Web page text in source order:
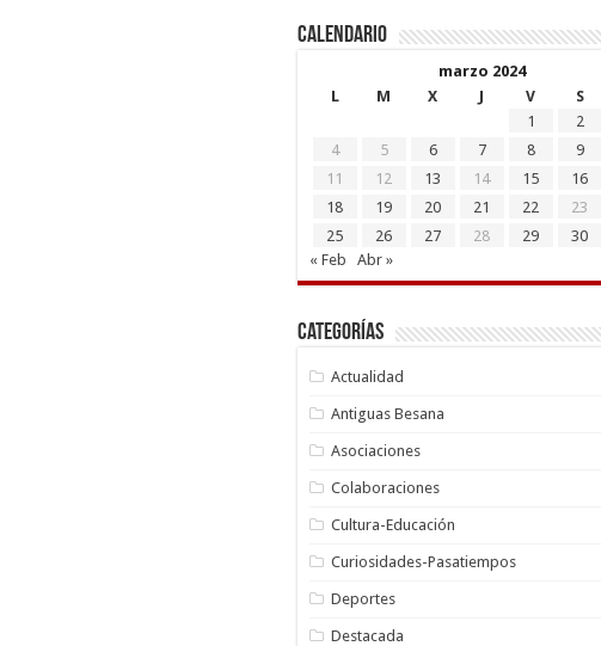
Calendario
marzo 2024
L
M X J V S
1
2
4
5 6 7 8 9
11
12 13 14 15 16
18
19 20 21 22 23
25
26 27 28 29 30
« Feb
Abr »
Categorías
Actualidad
Antiguas Besana
Asociaciones
Colaboraciones
Cultura-Educación
Curiosidades-Pasatiempos
Deportes
Destacada